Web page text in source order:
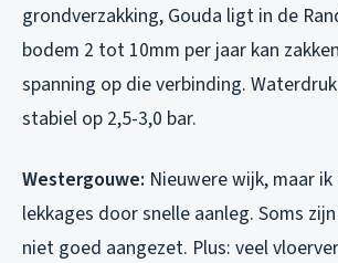
grondverzakking, Gouda ligt in de
bodem 2 tot 10mm per jaar kan
spanning op die verbinding.
stabiel op 2,5-3,0 bar.
Westergouwe: Nieuwere wijk, maar
lekkages door snelle aanleg. Soms
niet goed aangezet. Plus: veel